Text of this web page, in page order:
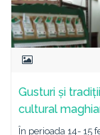
Gusturi și
cultural
În perioada 14- 15